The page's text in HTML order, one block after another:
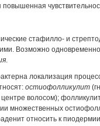
стафилло- и
Возможно
.
локализация
остиофолликулит
волосом);
множественных
относить к